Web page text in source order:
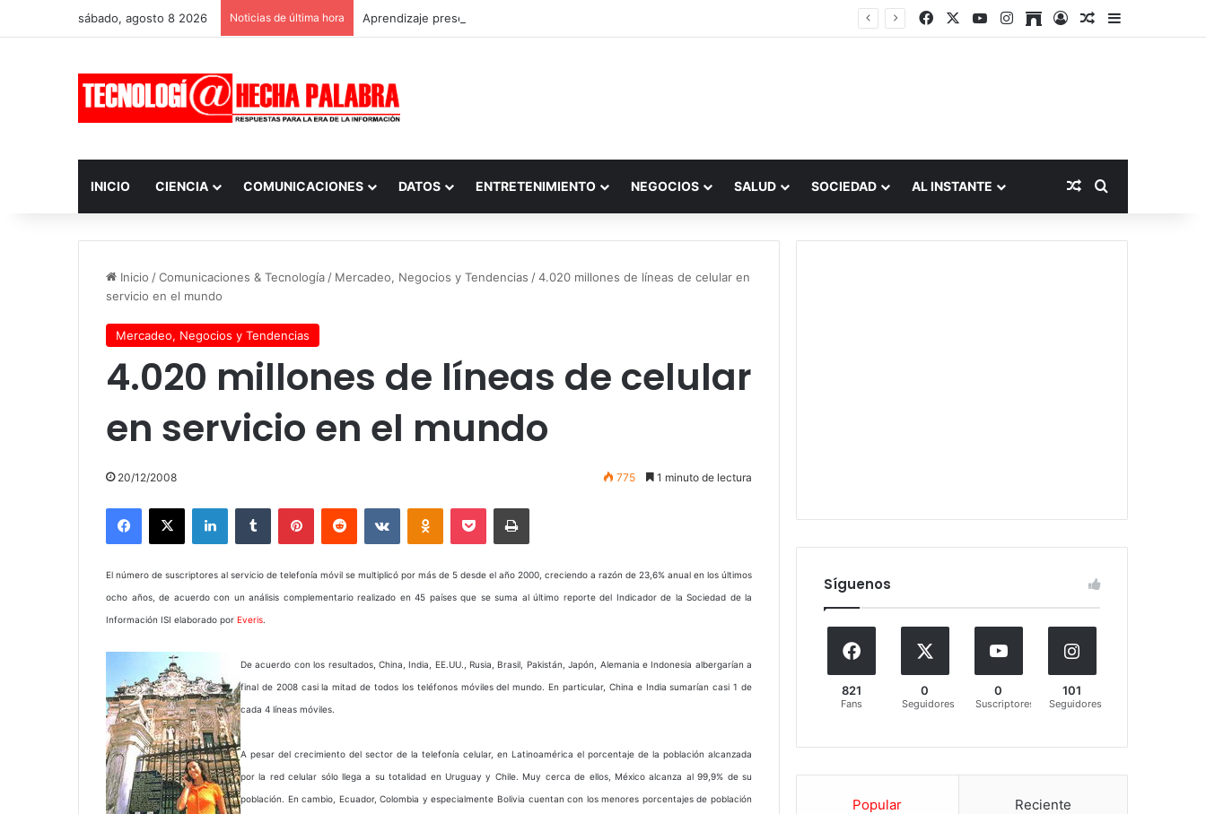
sábado, agosto 8 2026 Noticias de última hora Aprendizaje presencial vs. por internet FacebookYouTubeInstagram
ArchiveAccesoPublicación al
Barra lateral
INICIO CIENCIA COMUNICACIONES DATOS ENTRETENIMIENTO NEGOCIOS SALUD SOCIEDAD AL INSTANTE Publicación al
Buscar por
Inicio /Comunicaciones & Tecnología / Mercadeo, Negocios y Tendencias /4.020 millones de líneas de celular en
servicio en el mundo
Mercadeo, Negocios y Tendencias
4.020 millones de líneas de celular
en servicio en el mundo
20/12/2008 775 1 minuto de lectura
Facebook
X LinkedInTumblr PinterestReddit VKontakteOdnoklassniki
Pocket Imprimir
El número de suscriptores al servicio de telefonía móvil se multiplicó por más de 5 desde el año 2000, creciendo a razón de 23,6% anual en los últimos
ocho años, de acuerdo con un análisis complementario realizado en 45 países que se suma al último reporte del Indicador de la Sociedad de la
Información ISI elaborado por Everis
De acuerdo con los resultados, China, India, EE.UU., Rusia, Brasil, Pakistán, Japón, Alemania e Indonesia albergarían a
final de 2008 casi la mitad de todos los teléfonos móviles del mundo. En particular, China e India sumarían casi 1 de
cada 4 líneas móviles.
A pesar del crecimiento del sector de la telefonía celular, en Latinoamérica el porcentaje de la población alcanzada
por la red celular sólo llega a su totalidad en Uruguay y Chile. Muy cerca de ellos, México alcanza al 99,9% de su
población. En cambio, Ecuador, Colombia y especialmente Bolivia cuentan con los menores porcentajes de población
Síguenos
821
Fans
0
Seguidores
0
Suscriptores
101
Seguidores
Popular Reciente